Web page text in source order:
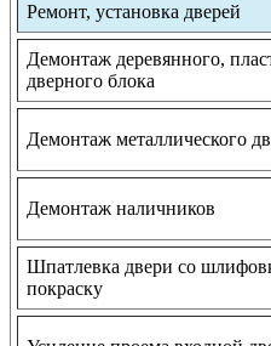
Ремонт, установка дверей
Демонтаж деревянного,
дверного блока
Демонтаж металлического
Демонтаж наличников
Шпатлевка двери со
покраску